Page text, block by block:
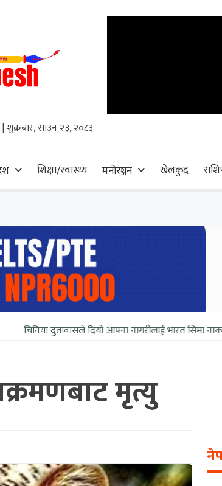
| शुक्रबार, साउन २३, २०८३
शिक्षा/स्वास्थ्य मनोरञ्जन खेलकुद
दियो आफ्ना नागरीलाई भारत सिमा नाकामा नजान चेतावनी
मृत्यु